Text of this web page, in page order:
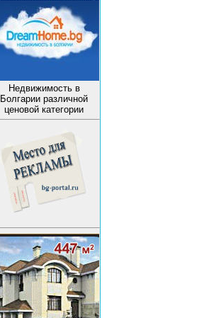
Недвижимость в
Болгарии различной
ценовой категории